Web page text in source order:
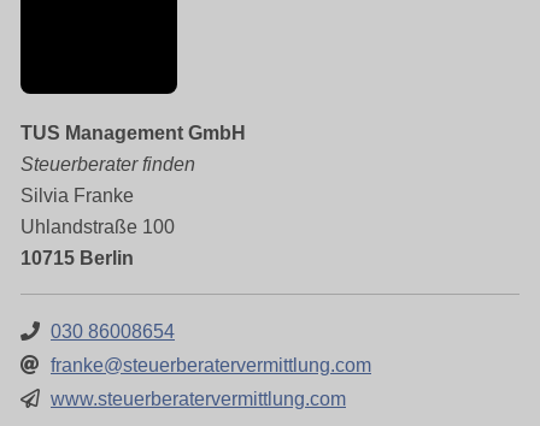
TUS Management GmbH
Steuerberater finden
Silvia Franke
Uhlandstraße 100
10715 Berlin
030 86008654
franke@steuerberatervermittlung.com
www.steuerberatervermittlung.com